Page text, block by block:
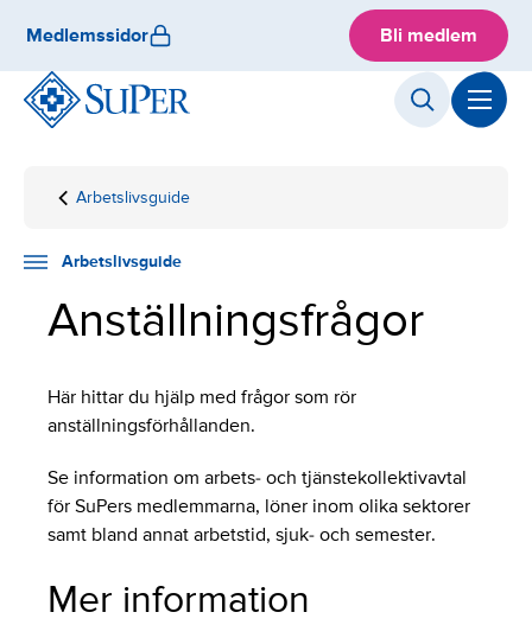
content
Medlemssidor Bli medlem
Hemsida
Arbetslivsguide
Anställningsfrågor
Arbetslivsguide
Anställningsfrågor
Här hittar du hjälp med frågor som rör
anställningsförhållanden.
Se information om arbets- och tjänstekollektivavtal
för SuPers medlemmarna, löner inom olika sektorer
samt bland annat arbetstid, sjuk- och semester.
Mer information